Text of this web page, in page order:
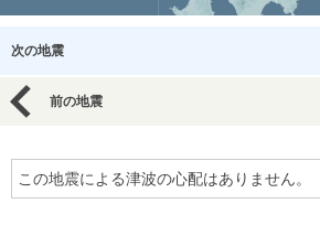
次の地震
前の地震
この地震による津波の心配はありません。